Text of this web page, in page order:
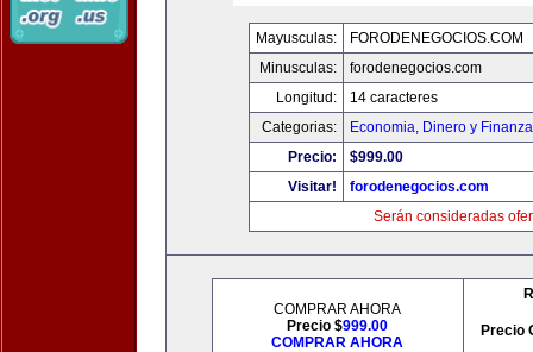
Mayusculas:
FORODENEGOCIOS.COM
Minusculas:
forodenegocios.com
Longitud:
14 caracteres
Categorias:
Economia, Dinero y
Precio:
$999.00
Visitar!
forodenegocios.com
Serán consideradas
COMPRAR AHORA
Precio $999.00
COMPRAR AHORA
Precio